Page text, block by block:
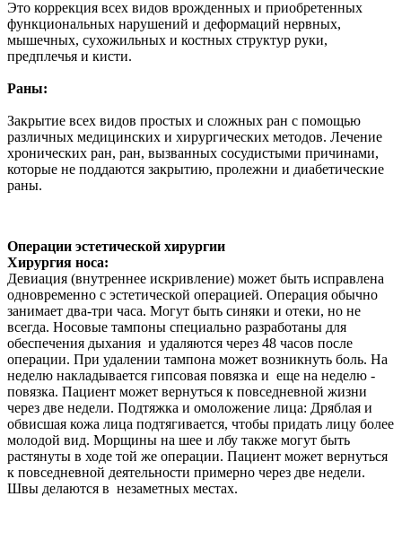
Это коррекция всех видов врожденных и приобретенных
функциональных нарушений и деформаций нервных,
мышечных, сухожильных и костных структур руки,
предплечья и кисти.
Раны:
Закрытие всех видов простых и сложных ран с помощью
различных медицинских и хирургических методов. Лечение
хронических ран, ран, вызванных сосудистыми причинами,
которые не поддаются закрытию, пролежни и диабетические
раны.
Операции эстетической хирургии
Хирургия носа:
Девиация (внутреннее искривление) может быть исправлена
одновременно с эстетической операцией. Операция обычно
занимает два-три часа. Могут быть синяки и отеки, но не
всегда. Носовые тампоны специально разработаны для
обеспечения дыхания и удаляются через 48 часов после
операции. При удалении тампона может возникнуть боль. На
неделю накладывается гипсовая повязка и еще на неделю -
повязка. Пациент может вернуться к повседневной жизни
через две недели. Подтяжка и омоложение лица: Дряблая и
обвисшая кожа лица подтягивается, чтобы придать лицу более
молодой вид. Морщины на шее и лбу также могут быть
растянуты в ходе той же операции. Пациент может вернуться
к повседневной деятельности примерно через две недели.
Швы делаются в незаметных местах.